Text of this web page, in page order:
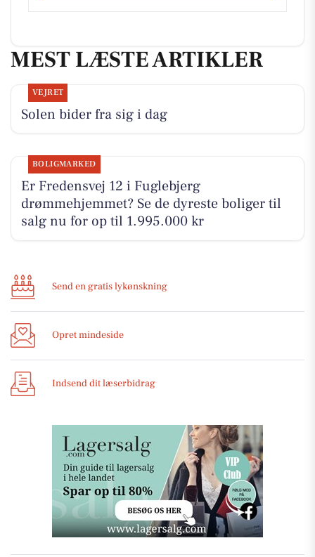
MEST LÆSTE ARTIKLER
VEJRET
Solen bider fra sig i dag
BOLIGMARKED
Er Fredensvej 12 i Fuglebjerg
drømmehjemmet? Se de dyreste boliger til
salg nu for op til 1.995.000 kr
Send en gratis lykønskning
Opret mindeside
Indsend dit læserbidrag